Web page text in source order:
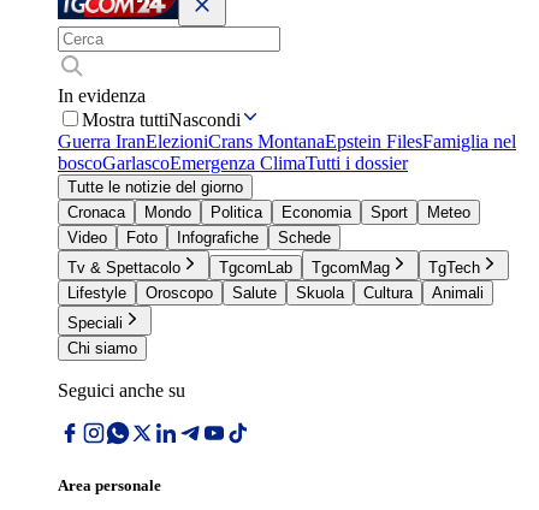
In evidenza
Mostra tuttiNascondi
Guerra IranElezioniCrans MontanaEpstein FilesFamiglia nel
boscoGarlascoEmergenza ClimaTutti i dossier
Tutte le notizie del giorno
Cronaca
Mondo Politica Economia Sport
Meteo
Video
Foto Infografiche
Schede
Tv & Spettacolo
TgcomLab TgcomMag
TgTech
Lifestyle
Oroscopo Salute Skuola Cultura
Animali
Speciali
Chi siamo
Seguici anche su
Area personale